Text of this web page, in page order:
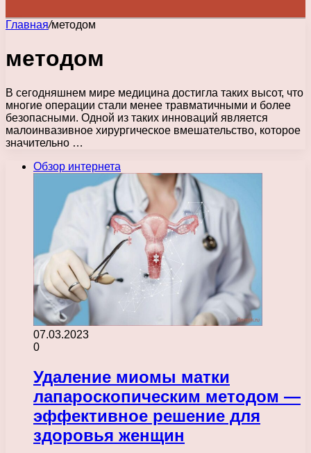
Главная/методом
методом
В сегодняшнем мире медицина достигла таких высот, что
многие операции стали менее травматичными и более
безопасными. Одной из таких инноваций является
малоинвазивное хирургическое вмешательство, которое
значительно …
Обзор интернета
07.03.2023
0
Удаление миомы матки
лапароскопическим методом —
эффективное решение для
здоровья женщин